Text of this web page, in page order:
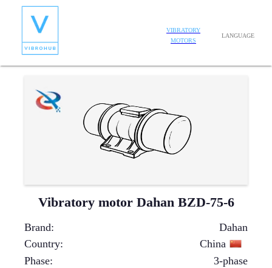
VIBRATORY
MOTORS
LANGUAGE
Vibratory motor Dahan BZD-75-6
Brand:
Dahan
Country:
China
Phase:
3-phase